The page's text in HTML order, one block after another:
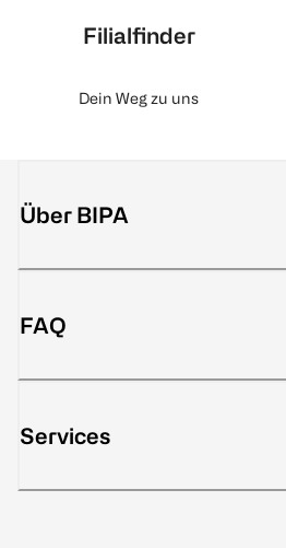
Filialfinder
Dein Weg zu uns
Über BIPA
FAQ
Services